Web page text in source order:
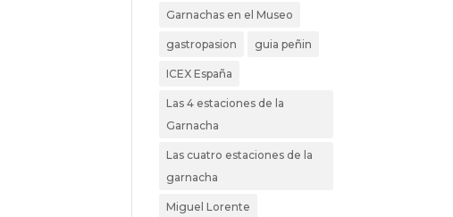
Garnachas en el Museo
gastropasion guia peñin
ICEX España
Las 4 estaciones de la
Garnacha
Las cuatro estaciones de la
garnacha
Miguel Lorente